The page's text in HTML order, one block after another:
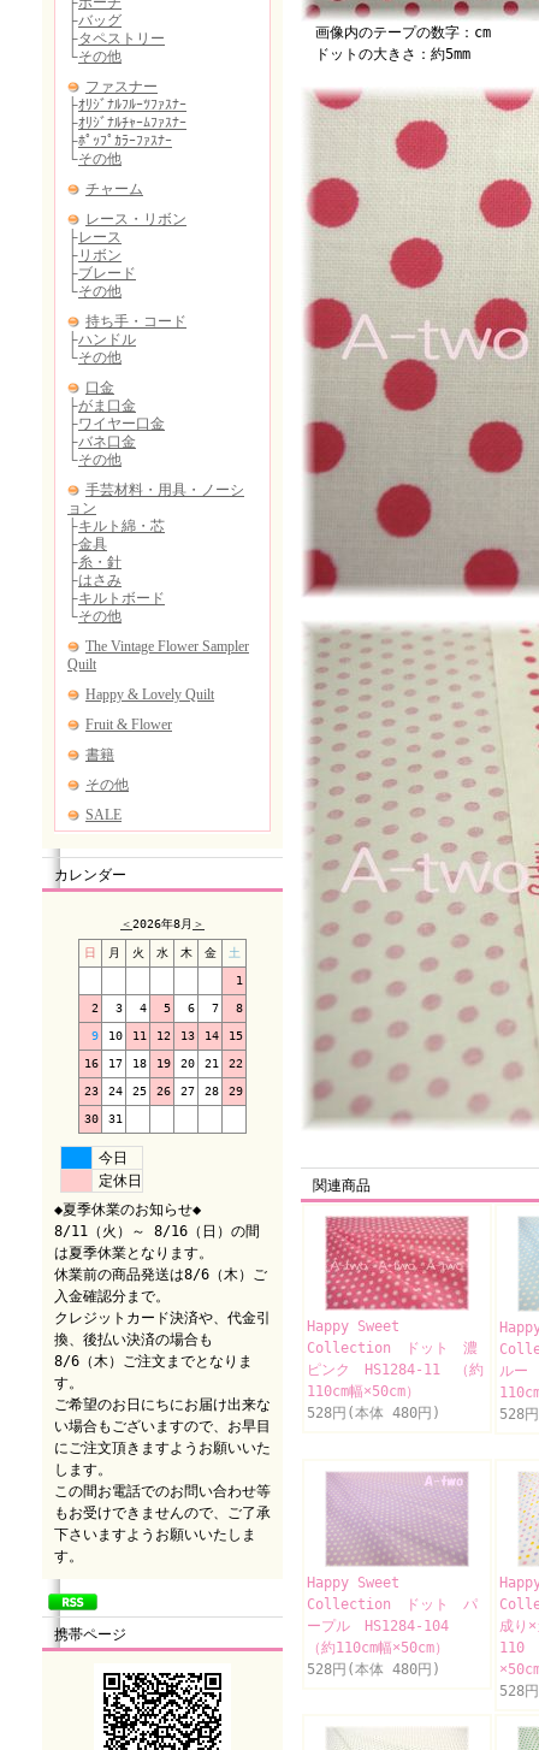
カレンダー
＜2026年8月 ＞
日 月 火 水 木 金 土
1
2 3 4 5 6 7 8
9 10 11 12 13 14 15
16 17 18 19 20 21 22
23 24 25 26 27 28 29
30 31
今日
定休日
◆夏季休業のお知らせ◆
8/11（火）～ 8/16（日）の間
は夏季休業となります。
休業前の商品発送は8/6（木）ご
入金確認分まで。
クレジットカード決済や、代金引
換、後払い決済の場合も
8/6（木）ご注文までとなりま
す。
ご希望のお日にちにお届け出来な
い場合もございますので、お早目
にご注文頂きますようお願いいた
します。
この間お電話でのお問い合わせ等
もお受けできませんので、ご了承
下さいますようお願いいたしま
す。
携帯ページ
画像内のテープの数字：cm
ドットの大きさ：約5mm
関連商品
Happy Sweet
Collection ドット 濃
ピンク HS1284-11 （約
110cm幅×50cm）
528円(本体 480円)
ルー
528
Happy Sweet
Collection ドット パ
ープル HS1284-104
（約110cm幅×50cm）
528円(本体 480円)
成り
110
528